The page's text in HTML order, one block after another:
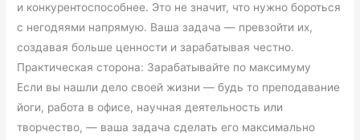
и конкурентоспособнее. Это не значит, что нужно бороться
с негодяями напрямую. Ваша задача — превзойти их,
создавая больше ценности и зарабатывая честно.
Практическая сторона: Зарабатывайте по максимуму
Если вы нашли дело своей жизни — будь то преподавание
йоги, работа в офисе, научная деятельность или
творчество, — ваша задача сделать его максимально